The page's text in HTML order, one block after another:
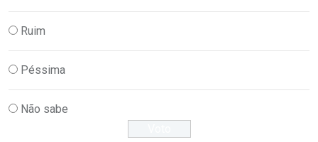
Ruim
Péssima
Não sabe